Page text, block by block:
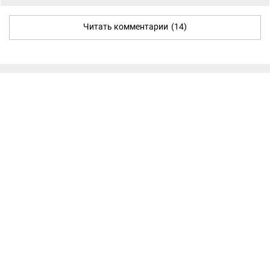
Читать комментарии (14)